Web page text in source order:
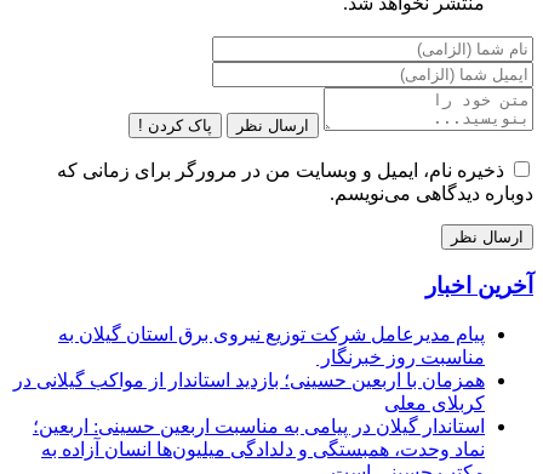
ارسال نظر پاک کردن !
ذخیره نام، ایمیل و وبسایت من در مرورگر برای زمانی که
دوباره دیدگاهی می‌نویسم.
آخرین اخبار
پیام مدیرعامل شركت توزیع نیروی برق استان گیلان به
مناسبت روز خبرنگار ‌
همزمان با اربعین حسینی؛ بازدید استاندار از مواکب گیلانی در
کربلای معلی
استاندار گیلان در پیامی به مناسبت اربعین حسینی: اربعین؛
نماد وحدت، همبستگی و دلدادگی میلیون‌ها انسان آزاده به